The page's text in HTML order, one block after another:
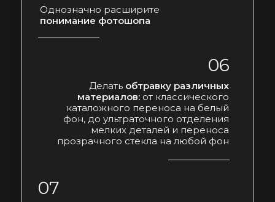
Делать обтравку различных
материалов: от классического
каталожного переноса на белый
фон, до ультраточного отделения
мелких деталей и переноса
прозрачного стекла на любой фон
06
07
Однозначно расширите
понимание фотошопа